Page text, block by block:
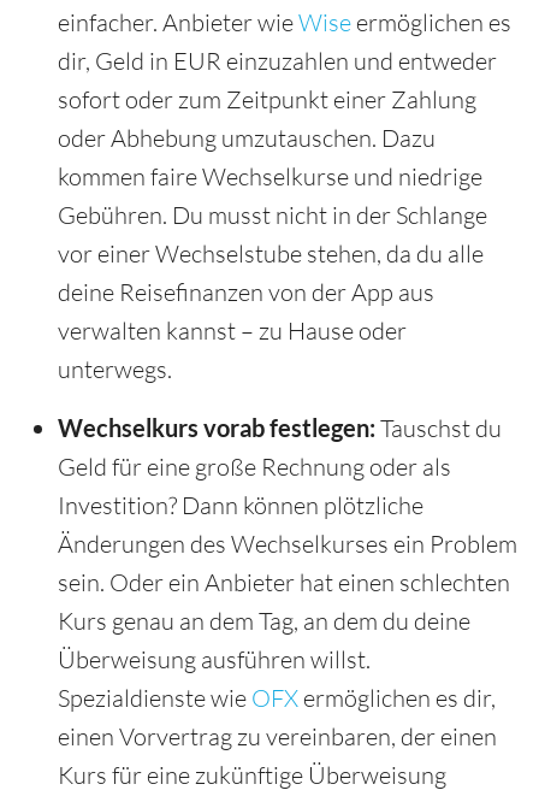
einfacher. Anbieter wieWise ermöglichen es
dir, Geld in EUR einzuzahlen und entweder
sofort oder zum Zeitpunkt einer Zahlung
oder Abhebung umzutauschen. Dazu
kommen faire Wechselkurse und niedrige
Gebühren. Du musst nicht in der Schlange
vor einer Wechselstube stehen, da du alle
deine Reisefinanzen von der App aus
verwalten kannst – zu Hause oder
unterwegs.
Wechselkurs vorab festlegen: Tauschst du
Geld für eine große Rechnung oder als
Investition? Dann können plötzliche
Änderungen des Wechselkurses ein Problem
sein. Oder ein Anbieter hat einen schlechten
Kurs genau an dem Tag, an dem du deine
Überweisung ausführen willst.
Spezialdienste wie OFX ermöglichen es dir,
einen Vorvertrag zu vereinbaren, der einen
Kurs für eine zukünftige Überweisung